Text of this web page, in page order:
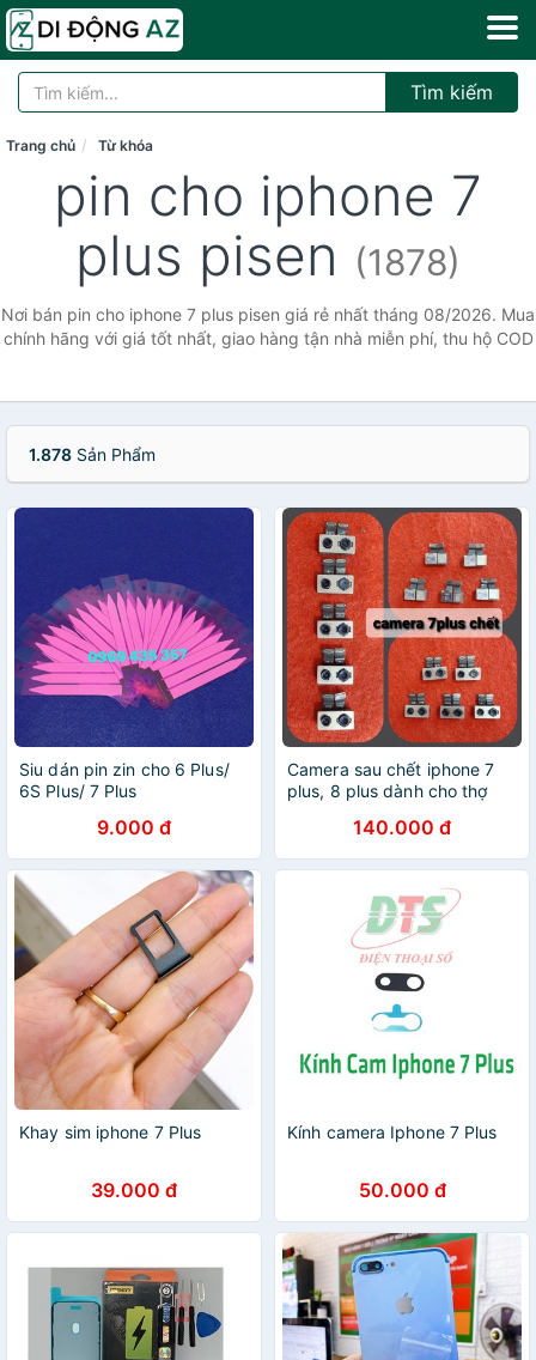
Tìm kiếm
Trang chủ Từ khóa
pin cho iphone 7
plus pisen (1878)
Nơi bán pin cho iphone 7 plus pisen giá rẻ nhất tháng 08/2026. Mua
chính hãng với giá tốt nhất, giao hàng tận nhà miễn phí, thu hộ COD
1.878 Sản Phẩm
Siu dán pin zin cho 6 Plus/
6S Plus/ 7 Plus
9.000 đ
Camera sau chết iphone 7
plus, 8 plus dành cho thợ
140.000 đ
Khay sim iphone 7 Plus
39.000 đ
Kính camera Iphone 7 Plus
50.000 đ